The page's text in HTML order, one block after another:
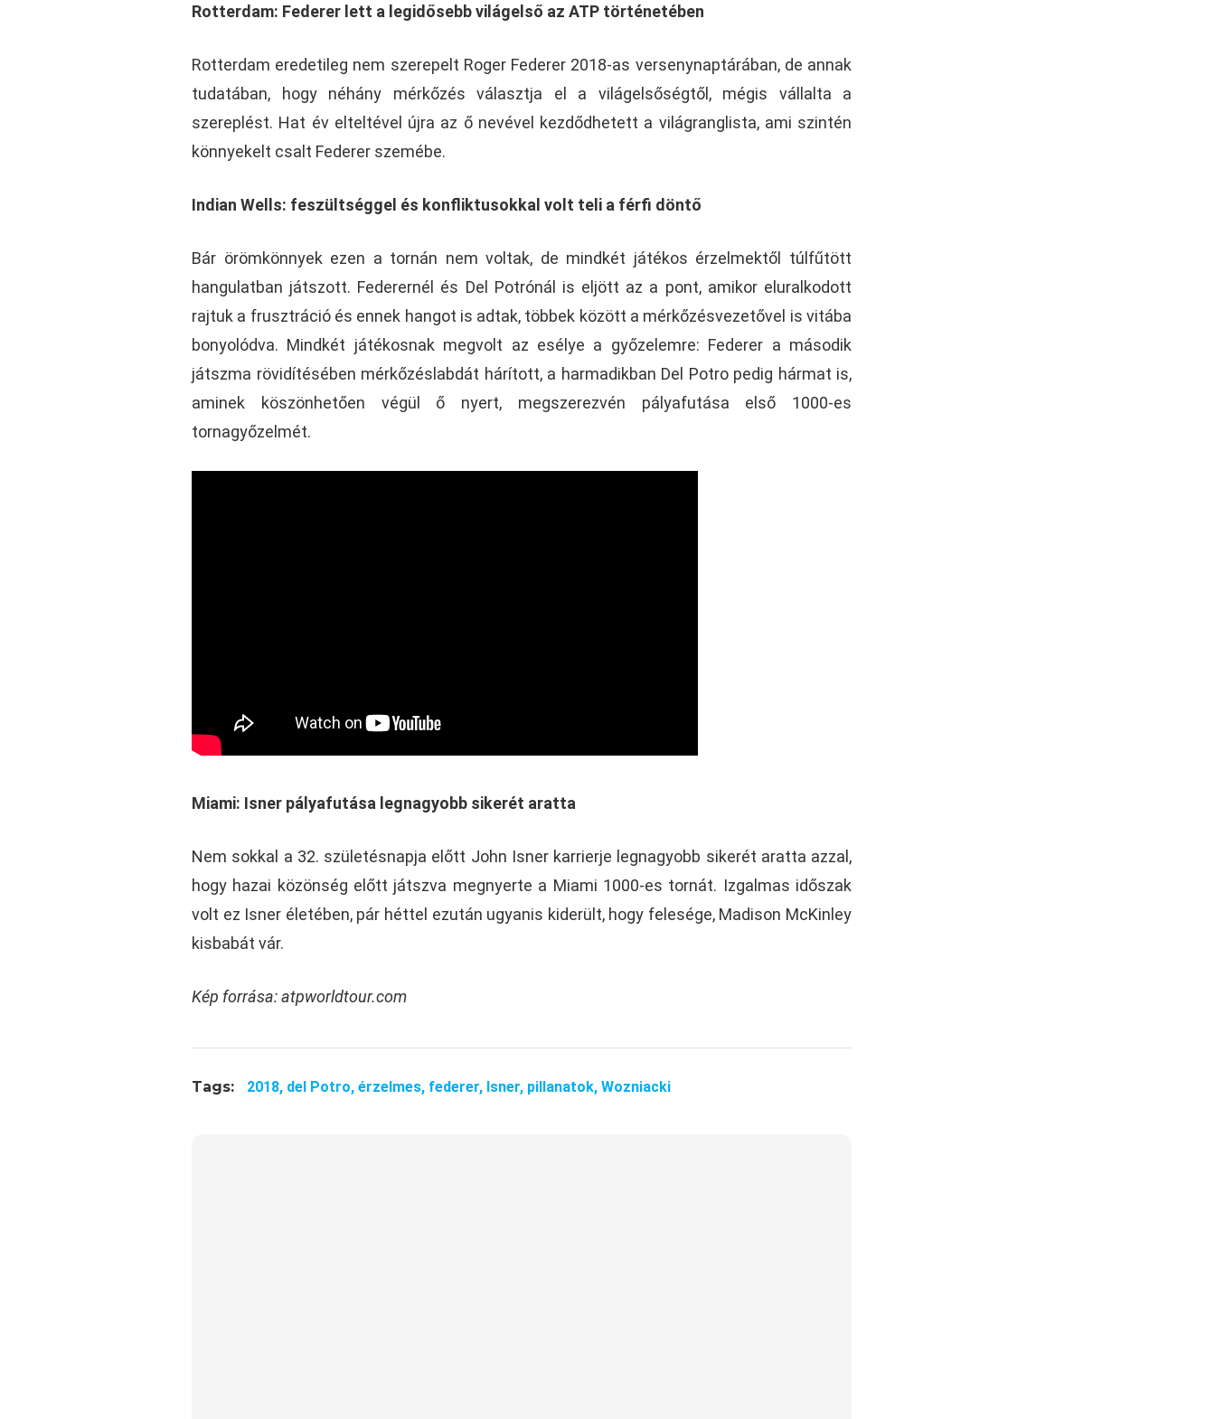
Rotterdam: Federer lett a legidősebb világelső az ATP történetében
Rotterdam eredetileg nem szerepelt Roger Federer 2018-as versenynaptárában, de annak
tudatában, hogy néhány mérkőzés választja el a világelsőségtől, mégis vállalta a
szereplést. Hat év elteltével újra az ő nevével kezdődhetett a világranglista, ami szintén
könnyekelt csalt Federer szemébe.
Indian Wells: feszültséggel és konfliktusokkal volt teli a férfi döntő
Bár örömkönnyek ezen a tornán nem voltak, de mindkét játékos érzelmektől túlfűtött
hangulatban játszott. Federernél és Del Potrónál is eljött az a pont, amikor eluralkodott
rajtuk a frusztráció és ennek hangot is adtak, többek között a mérkőzésvezetővel is vitába
bonyolódva. Mindkét játékosnak megvolt az esélye a győzelemre: Federer a második
játszma rövidítésében mérkőzéslabdát hárított, a harmadikban Del Potro pedig hármat is,
aminek köszönhetően végül ő nyert, megszerezvén pályafutása első 1000-es
tornagyőzelmét.
Miami: Isner pályafutása legnagyobb sikerét aratta
Nem sokkal a 32. születésnapja előtt John Isner karrierje legnagyobb sikerét aratta azzal,
hogy hazai közönség előtt játszva megnyerte a Miami 1000-es tornát. Izgalmas időszak
volt ez Isner életében, pár héttel ezután ugyanis kiderült, hogy felesége, Madison McKinley
kisbabát vár.
Kép forrása: atpworldtour.com
Tags: 2018, del Potro, érzelmes, federer, Isner, pillanatok, Wozniacki